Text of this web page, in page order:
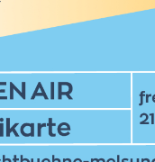
| 21.30 Uhr